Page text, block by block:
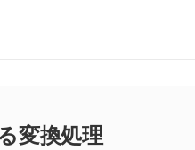
変換処理